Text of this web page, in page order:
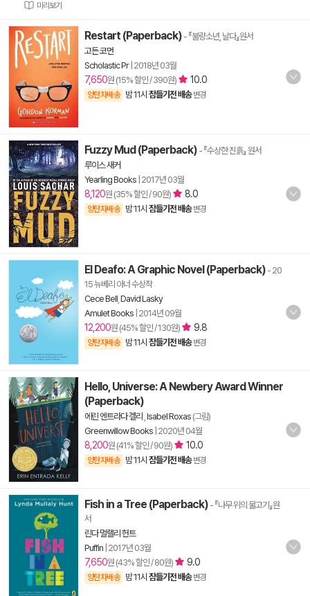
미리보기
Restart (Paperback) - 『불량소년, 날다』원서
고든 코먼
Scholastic Pr 2018년 03월
7,650원 (15% 할인 / 390원) 10.0
양탄자배송 밤 11시 잠들기전 배송 변경
Fuzzy Mud (Paperback) - 『수상한 진흙』 원서
루이스 새커
Yearling Books 2017년 03월
8,120원 (35% 할인 / 90원) 8.0
양탄자배송 밤 11시 잠들기전 배송 변경
El Deafo: A Graphic Novel (Paperback) - 20
15 뉴베리 아너 수상작
Cece Bell David Lasky
Amulet Books 2014년 09월
12,200원 (45% 할인 / 130원) 9.8
양탄자배송 밤 11시 잠들기전 배송 변경
Hello, Universe: A Newbery Award Winner
(Paperback)
에린 엔트라다 켈리 Isabel Roxas (그림)
Greenwillow Books 2020년 04월
8,200원 (41% 할인 / 90원) 10.0
양탄자배송 밤 11시 잠들기전 배송 변경
Fish in a Tree (Paperback) - 『나무 위의 물고기』원
서
린다 멀랠리 헌트
Puffin 2017년 03월
7,650원 (43% 할인 / 80원) 9.0
양탄자배송 밤 11시 잠들기전 배송 변경